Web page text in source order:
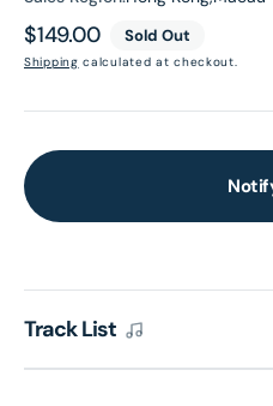
Regular
price
$149.00 Sold Out
Shipping calculated at checkout.
Track List